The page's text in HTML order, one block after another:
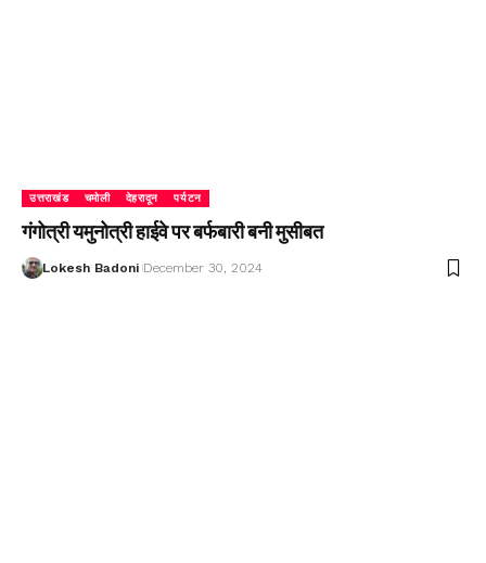
उत्तराखंड चमोली देहरादून पर्यटन
गंगोत्री यमुनोत्री हाईवे पर बर्फबारी बनी मुसीबत
Lokesh Badoni December 30, 2024